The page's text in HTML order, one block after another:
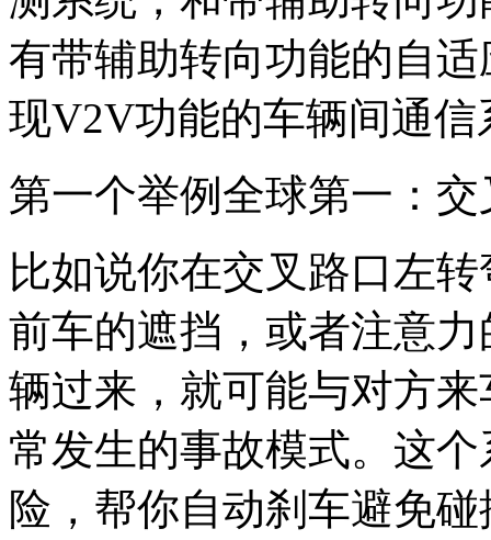
有带辅助转向功能的自
现V2V功能的车辆间通信
第一个举例全球第一：
比如说你在交叉路口左
前车的遮挡，或者注意
辆过来，就可能与对方
常发生的事故模式。这
险，帮你自动刹车避免